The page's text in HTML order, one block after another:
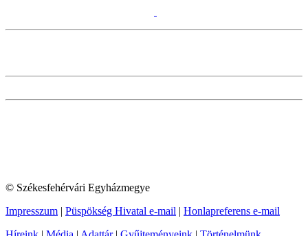
© Székesfehérvári Egyházmegye
Impresszum | Püspökség Hivatal e-mail | Honlapreferens e-mail